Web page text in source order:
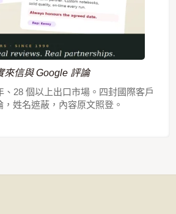
信與 Google 評論
28 個以上出口市場。四封國際客戶
姓名遮蔽，內容原文照登。